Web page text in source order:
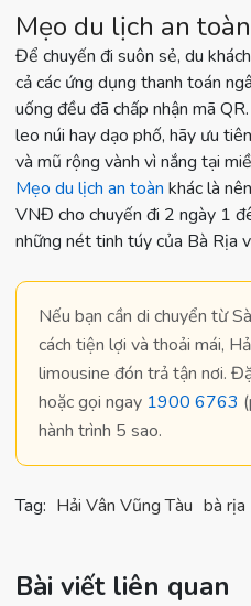
Mẹo du lịch an
Để chuyến đi suôn sẻ, du
cả các ứng dụng thanh toán
uống đều đã chấp nhận mã
leo núi hay dạo phố, hãy ưu
và mũ rộng vành vì nắng tại
Mẹo du lịch an toàn khác là
VNĐ cho chuyến đi 2 ngày 1
những nét tinh túy của Bà Rịa
Nếu bạn cần di chuyển từ
cách tiện lợi và thoải mái,
limousine đón trả tận nơi.
hoặc gọi ngay 1900 6763
hành trình 5 sao.
Tag: Hải Vân Vũng Tàu bà rịa
Bài viết liên quan